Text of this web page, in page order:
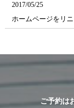
2017/05/25
ホームページをリ
ご予約は